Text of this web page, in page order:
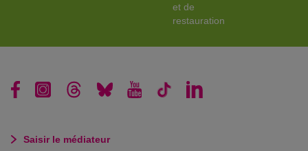
et de
restauration
Saisir le médiateur